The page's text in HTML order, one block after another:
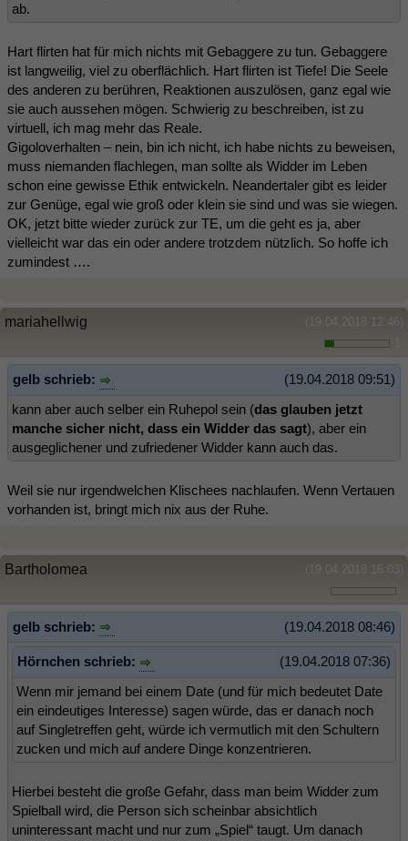
ab.
Hart flirten hat für mich nichts mit Gebaggere zu tun. Gebaggere
ist langweilig, viel zu oberflächlich. Hart flirten ist Tiefe! Die Seele
des anderen zu berühren, Reaktionen auszulösen, ganz egal wie
sie auch aussehen mögen. Schwierig zu beschreiben, ist zu
virtuell, ich mag mehr das Reale.
Gigoloverhalten – nein, bin ich nicht, ich habe nichts zu beweisen,
muss niemanden flachlegen, man sollte als Widder im Leben
schon eine gewisse Ethik entwickeln. Neandertaler gibt es leider
zur Genüge, egal wie groß oder klein sie sind und was sie wiegen.
OK, jetzt bitte wieder zurück zur TE, um die geht es ja, aber
vielleicht war das ein oder andere trotzdem nützlich. So hoffe ich
zumindest ….
(19.04.2018 12:46)
mariahellwig
(19.04.2018 09:51)
gelb schrieb:
kann aber auch selber ein Ruhepol sein (das glauben jetzt
manche sicher nicht, dass ein Widder das sagt), aber ein
ausgeglichener und zufriedener Widder kann auch das.
Weil sie nur irgendwelchen Klischees nachlaufen. Wenn Vertauen
vorhanden ist, bringt mich nix aus der Ruhe.
(19.04.2018 16:03)
Bartholomea
(19.04.2018 08:46)
gelb schrieb:
(19.04.2018 07:36)
Hörnchen schrieb:
Wenn mir jemand bei einem Date (und für mich bedeutet Date
ein eindeutiges Interesse) sagen würde, das er danach noch
auf Singletreffen geht, würde ich vermutlich mit den Schultern
zucken und mich auf andere Dinge konzentrieren.
Hierbei besteht die große Gefahr, dass man beim Widder zum
Spielball wird, die Person sich scheinbar absichtlich
uninteressant macht und nur zum „Spiel“ taugt. Um danach